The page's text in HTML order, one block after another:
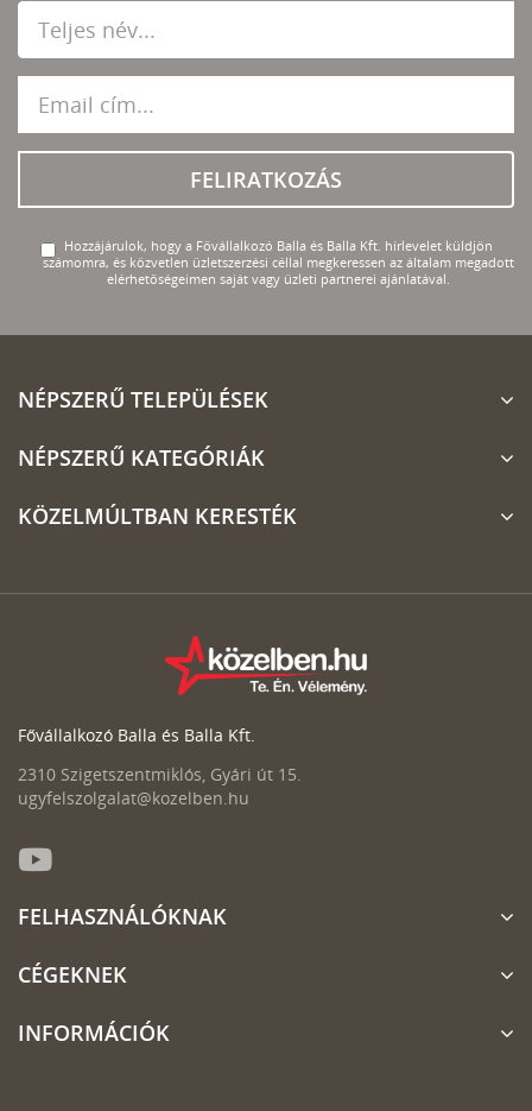
FELIRATKOZÁS
Hozzájárulok, hogy a Fővállalkozó Balla és Balla Kft. hírlevelet küldjön
számomra, és közvetlen üzletszerzési céllal megkeressen az általam megadott
elérhetőségeimen saját vagy üzleti partnerei ajánlatával.
NÉPSZERŰ TELEPÜLÉSEK
NÉPSZERŰ KATEGÓRIÁK
KÖZELMÚLTBAN KERESTÉK
Fővállalkozó Balla és Balla Kft.
2310 Szigetszentmiklós, Gyári út 15.
ugyfelszolgalat@kozelben.hu
FELHASZNÁLÓKNAK
CÉGEKNEK
INFORMÁCIÓK